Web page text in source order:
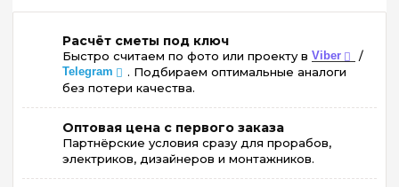
Расчёт сметы под ключ
Быстро считаем по фото или проекту в Viber /
Telegram
. Подбираем оптимальные аналоги
без потери качества.
Оптовая цена с первого заказа
Партнёрские условия сразу для прорабов,
электриков, дизайнеров и монтажников.